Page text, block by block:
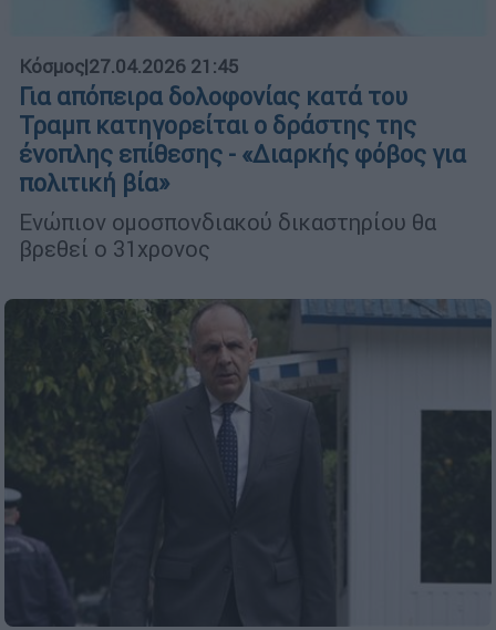
Κόσμος|27.04.2026 21:45
Για απόπειρα δολοφονίας κατά του
Τραμπ κατηγορείται ο δράστης της
ένοπλης επίθεσης - «Διαρκής φόβος για
πολιτική βία»
Ενώπιον ομοσπονδιακού δικαστηρίου θα
βρεθεί ο 31χρονος